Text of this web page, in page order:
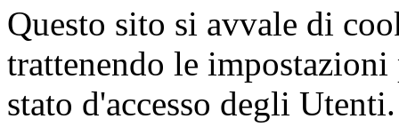
Questo sito si avvale di
trattenendo le
stato d'accesso degli Utenti.